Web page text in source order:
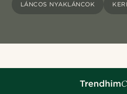
LÁNCOS NYAKLÁNCOK